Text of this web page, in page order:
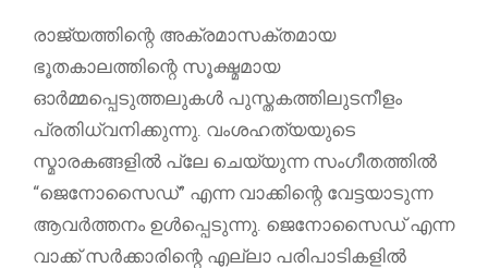
രാജ്യത്തിന്റെ അക്രമാസക്തമായ
ഭൂതകാലത്തിന്റെ സൂക്ഷ്മമായ
ഓർമ്മപ്പെടുത്തലുകൾ പുസ്തകത്തിലുടനീളം
പ്രതിധ്വനിക്കുന്നു. വംശഹത്യയുടെ
സ്മാരകങ്ങളിൽ പ്ലേ ചെയ്യുന്ന സംഗീതത്തിൽ
“ജെനോസൈഡ്” എന്ന വാക്കിന്റെ വേട്ടയാടുന്ന
ആവർത്തനം ഉൾപ്പെടുന്നു. ജെനോസൈഡ് എന്ന
വാക്ക് സർക്കാരിന്റെ എല്ലാ പരിപാടികളിൽ